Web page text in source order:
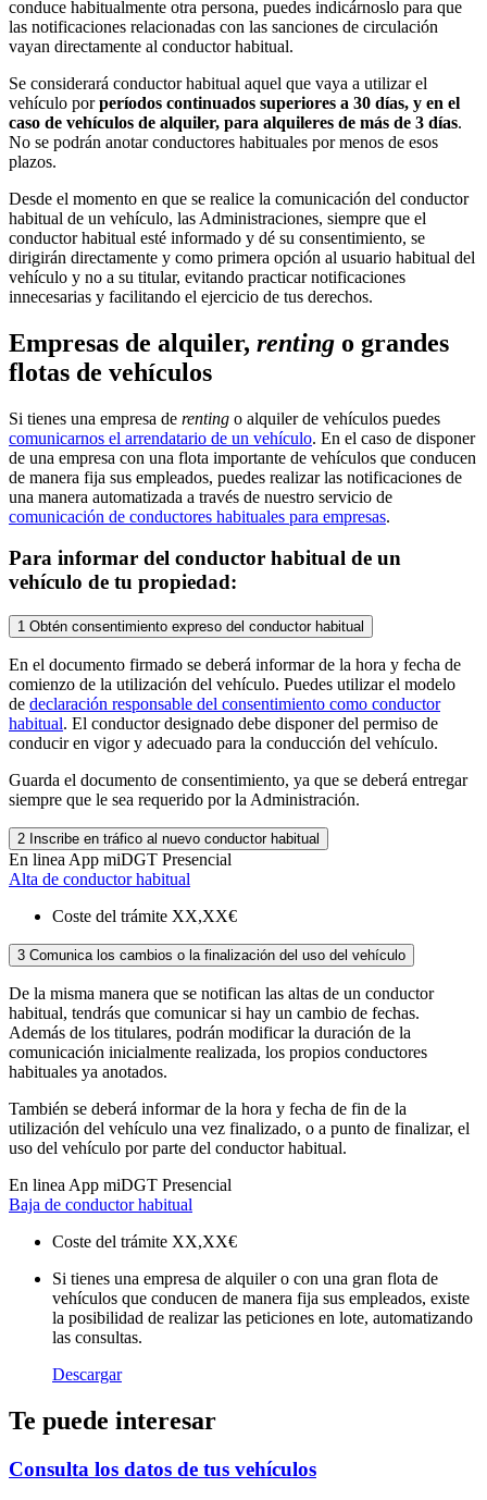
conduce habitualmente otra persona, puedes indicárnoslo para que
las notificaciones relacionadas con las sanciones de circulación
vayan directamente al conductor habitual.
Se considerará conductor habitual aquel que vaya a utilizar el
vehículo porperíodos continuados superiores a 30 días, y en el
caso de vehículos de alquiler, para alquileres de más de 3 días.
No se podrán anotar conductores habituales por menos de esos
plazos.
Desde el momento en que se realice la comunicación del conductor
habitual de un vehículo, las Administraciones, siempre que el
conductor habitual esté informado y dé su consentimiento, se
dirigirán directamente y como primera opción al usuario habitual del
vehículo y no a su titular, evitando practicar notificaciones
innecesarias y facilitando el ejercicio de tus derechos.
Empresas de alquiler, renting o grandes
flotas de vehículos
Si tienes una empresa de renting o alquiler de vehículos puedes
comunicarnos el arrendatario de un vehículo. En el caso de disponer
de una empresa con una flota importante de vehículos que conducen
de manera fija sus empleados, puedes realizar las notificaciones de
una manera automatizada a través de nuestro servicio de
comunicación de conductores habituales para empresas.
Para informar del conductor habitual de un
vehículo de tu propiedad:
1 Obtén consentimiento expreso del conductor habitual
En el documento firmado se deberá informar de la hora y fecha de
comienzo de la utilización del vehículo. Puedes utilizar el modelo
de declaración responsable del consentimiento como conductor
habitual. El conductor designado debe disponer del permiso de
conducir en vigor y adecuado para la conducción del vehículo.
Guarda el documento de consentimiento, ya que se deberá entregar
siempre que le sea requerido por la Administración.
2 Inscribe en tráfico al nuevo conductor habitual
En linea App miDGT Presencial
Alta de conductor habitual
Coste del trámite XX,XX€
3 Comunica los cambios o la finalización del uso del vehículo
De la misma manera que se notifican las altas de un conductor
habitual, tendrás que comunicar si hay un cambio de fechas.
Además de los titulares, podrán modificar la duración de la
comunicación inicialmente realizada, los propios conductores
habituales ya anotados.
También se deberá informar de la hora y fecha de fin de la
utilización del vehículo una vez finalizado, o a punto de finalizar, el
uso del vehículo por parte del conductor habitual.
En linea App miDGT Presencial
Baja de conductor habitual
Coste del trámite XX,XX€
Si tienes una empresa de alquiler o con una gran flota de
vehículos que conducen de manera fija sus empleados, existe
la posibilidad de realizar las peticiones en lote, automatizando
las consultas.
Descargar
Te puede interesar
Consulta los datos de tus vehículos